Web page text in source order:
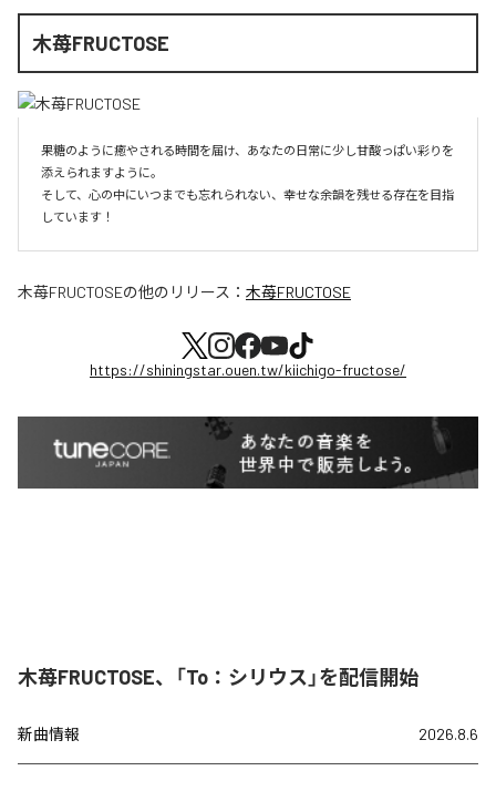
木苺FRUCTOSE
果糖のように癒やされる時間を届け、あなたの日常に少し甘酸っぱい彩りを
添えられますように。
そして、心の中にいつまでも忘れられない、幸せな余韻を残せる存在を目指
しています！
木苺FRUCTOSEの他のリリース： 木苺FRUCTOSE
https://shiningstar.ouen.tw/kiichigo-fructose/
木苺FRUCTOSE、「To：シリウス」を配信開始
新曲情報 2026.8.6